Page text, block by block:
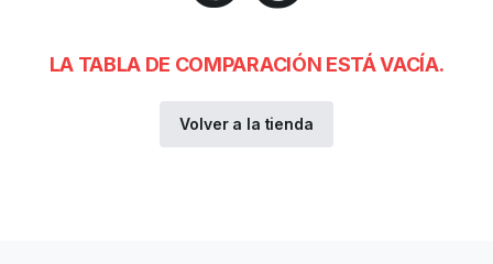
LA TABLA DE COMPARACIÓN ESTÁ VACÍA.
Volver a la tienda